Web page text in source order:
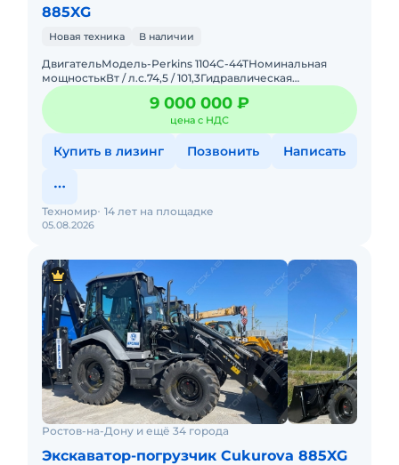
885XG
Новая техника В наличии
ДвигательМодель-Реrkins 1104C-44TНоминальная
мощностькВт / л.с.74,5 / 101,3Гидравлическая
системаГидравлический насос-Аксиально-поршневой
насосМаксимальный пото9 000 000 ₽
цена с НДС
Купить в лизинг Позвонить Написать
05.08.2026
Техномир 14 лет на площадке
Ростов-на-Дону и ещё 34 города
Экскаватор-погрузчик Cukurova 885XG